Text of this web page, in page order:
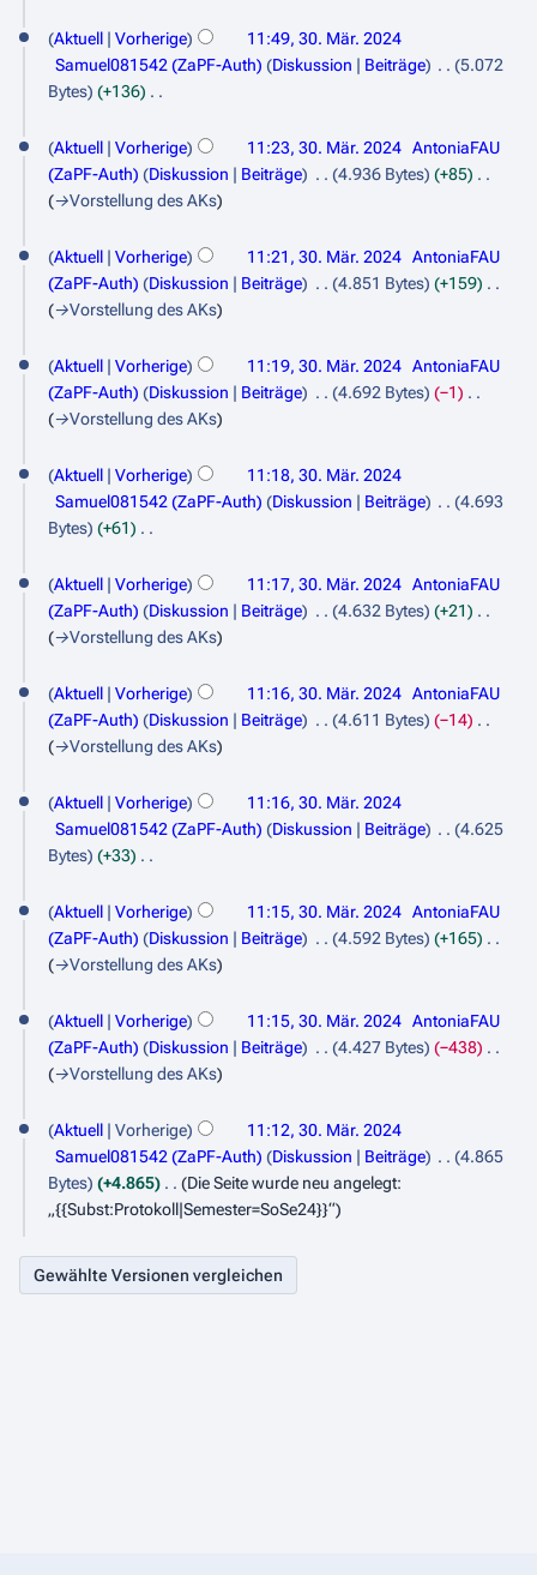
n
a
s
u
n
m
m
e
f
a
s
u
n
g
n
g
s
u
s
a
m
e
n
a
s
s
n
g
2
e
n
g
s
u
s
a
m
e
n
a
s
n
g
B
a
e
t
n
g
s
u
s
a
m
n
a
s
s
n
g
ä
2
4
e
n
B
e
a
e
t
n
g
s
u
a
m
e
n
a
s
s
n
g
Aktuell Vorherige
11:49, 30. Mär. 2024
Samuel081542 (ZaPF-Auth) Diskussion Beiträge
5.072
Bytes
+136
e
i
n
B
e
a
e
t
n
g
s
u
s
a
m
e
n
a
s
n
g
Aktuell Vorherige 11:23, 30. Mär. 2024 AntoniaFAU
(ZaPF-Auth)
Diskussion Beiträge 4.936 Bytes
+85
→Vorstellung des AKs
Aktuell Vorherige 11:21, 30. Mär. 2024 AntoniaFAU
(ZaPF-Auth)
Diskussion Beiträge 4.851 Bytes
+159
→Vorstellung des AKs
Aktuell Vorherige 11:19, 30. Mär. 2024 AntoniaFAU
(ZaPF-Auth)
Diskussion Beiträge 4.692 Bytes
−1
→Vorstellung des AKs
Aktuell Vorherige
11:18, 30. Mär. 2024
Samuel081542 (ZaPF-Auth) Diskussion Beiträge
4.693
Bytes
+61
e
i
n
B
e
a
e
n
g
s
u
s
a
m
n
f
s
Aktuell Vorherige 11:17, 30. Mär. 2024 AntoniaFAU
(ZaPF-Auth)
Diskussion Beiträge 4.632 Bytes
+21
→Vorstellung des AKs
Aktuell Vorherige 11:16, 30. Mär. 2024 AntoniaFAU
(ZaPF-Auth)
Diskussion Beiträge 4.611 Bytes
−14
→Vorstellung des AKs
Aktuell Vorherige
11:16, 30. Mär. 2024
Samuel081542 (ZaPF-Auth) Diskussion Beiträge
4.625
Bytes
+33
e
i
n
B
e
a
e
u
g
Aktuell Vorherige 11:15, 30. Mär. 2024 AntoniaFAU
(ZaPF-Auth)
Diskussion Beiträge 4.592 Bytes
+165
→Vorstellung des AKs
Aktuell Vorherige 11:15, 30. Mär. 2024 AntoniaFAU
(ZaPF-Auth)
Diskussion Beiträge 4.427 Bytes
−438
→Vorstellung des AKs
Aktuell Vorherige
11:12, 30. Mär. 2024
Samuel081542 (ZaPF-Auth) Diskussion Beiträge
4.865
Bytes
+4.865
Die Seite wurde neu angelegt:
„{{Subst:Protokoll|Semester=SoSe24}}“